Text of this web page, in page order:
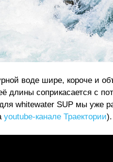
воде шире, короче и
длины соприкасается с
whitewater SUP мы уже
youtube-канале Траектории).